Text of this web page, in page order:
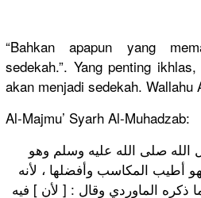
“Bahkan apapun yang
sedekah.”. Yang penting
akan menjadi sedekah. Wallahu
Al-Majmu’ Syarh Al-Muhadzab:
صلى الله عليه وسلم وهو
أطيب المكاسب وأفضلها ، لأنه
ذكره الماوردي وقال : [ لأن ] فيه